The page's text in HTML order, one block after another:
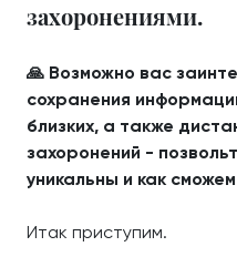
захоронениями.
🙏 Возможно вас
сохранения
близких, а также
захоронений -
уникальны и как
Итак приступим.